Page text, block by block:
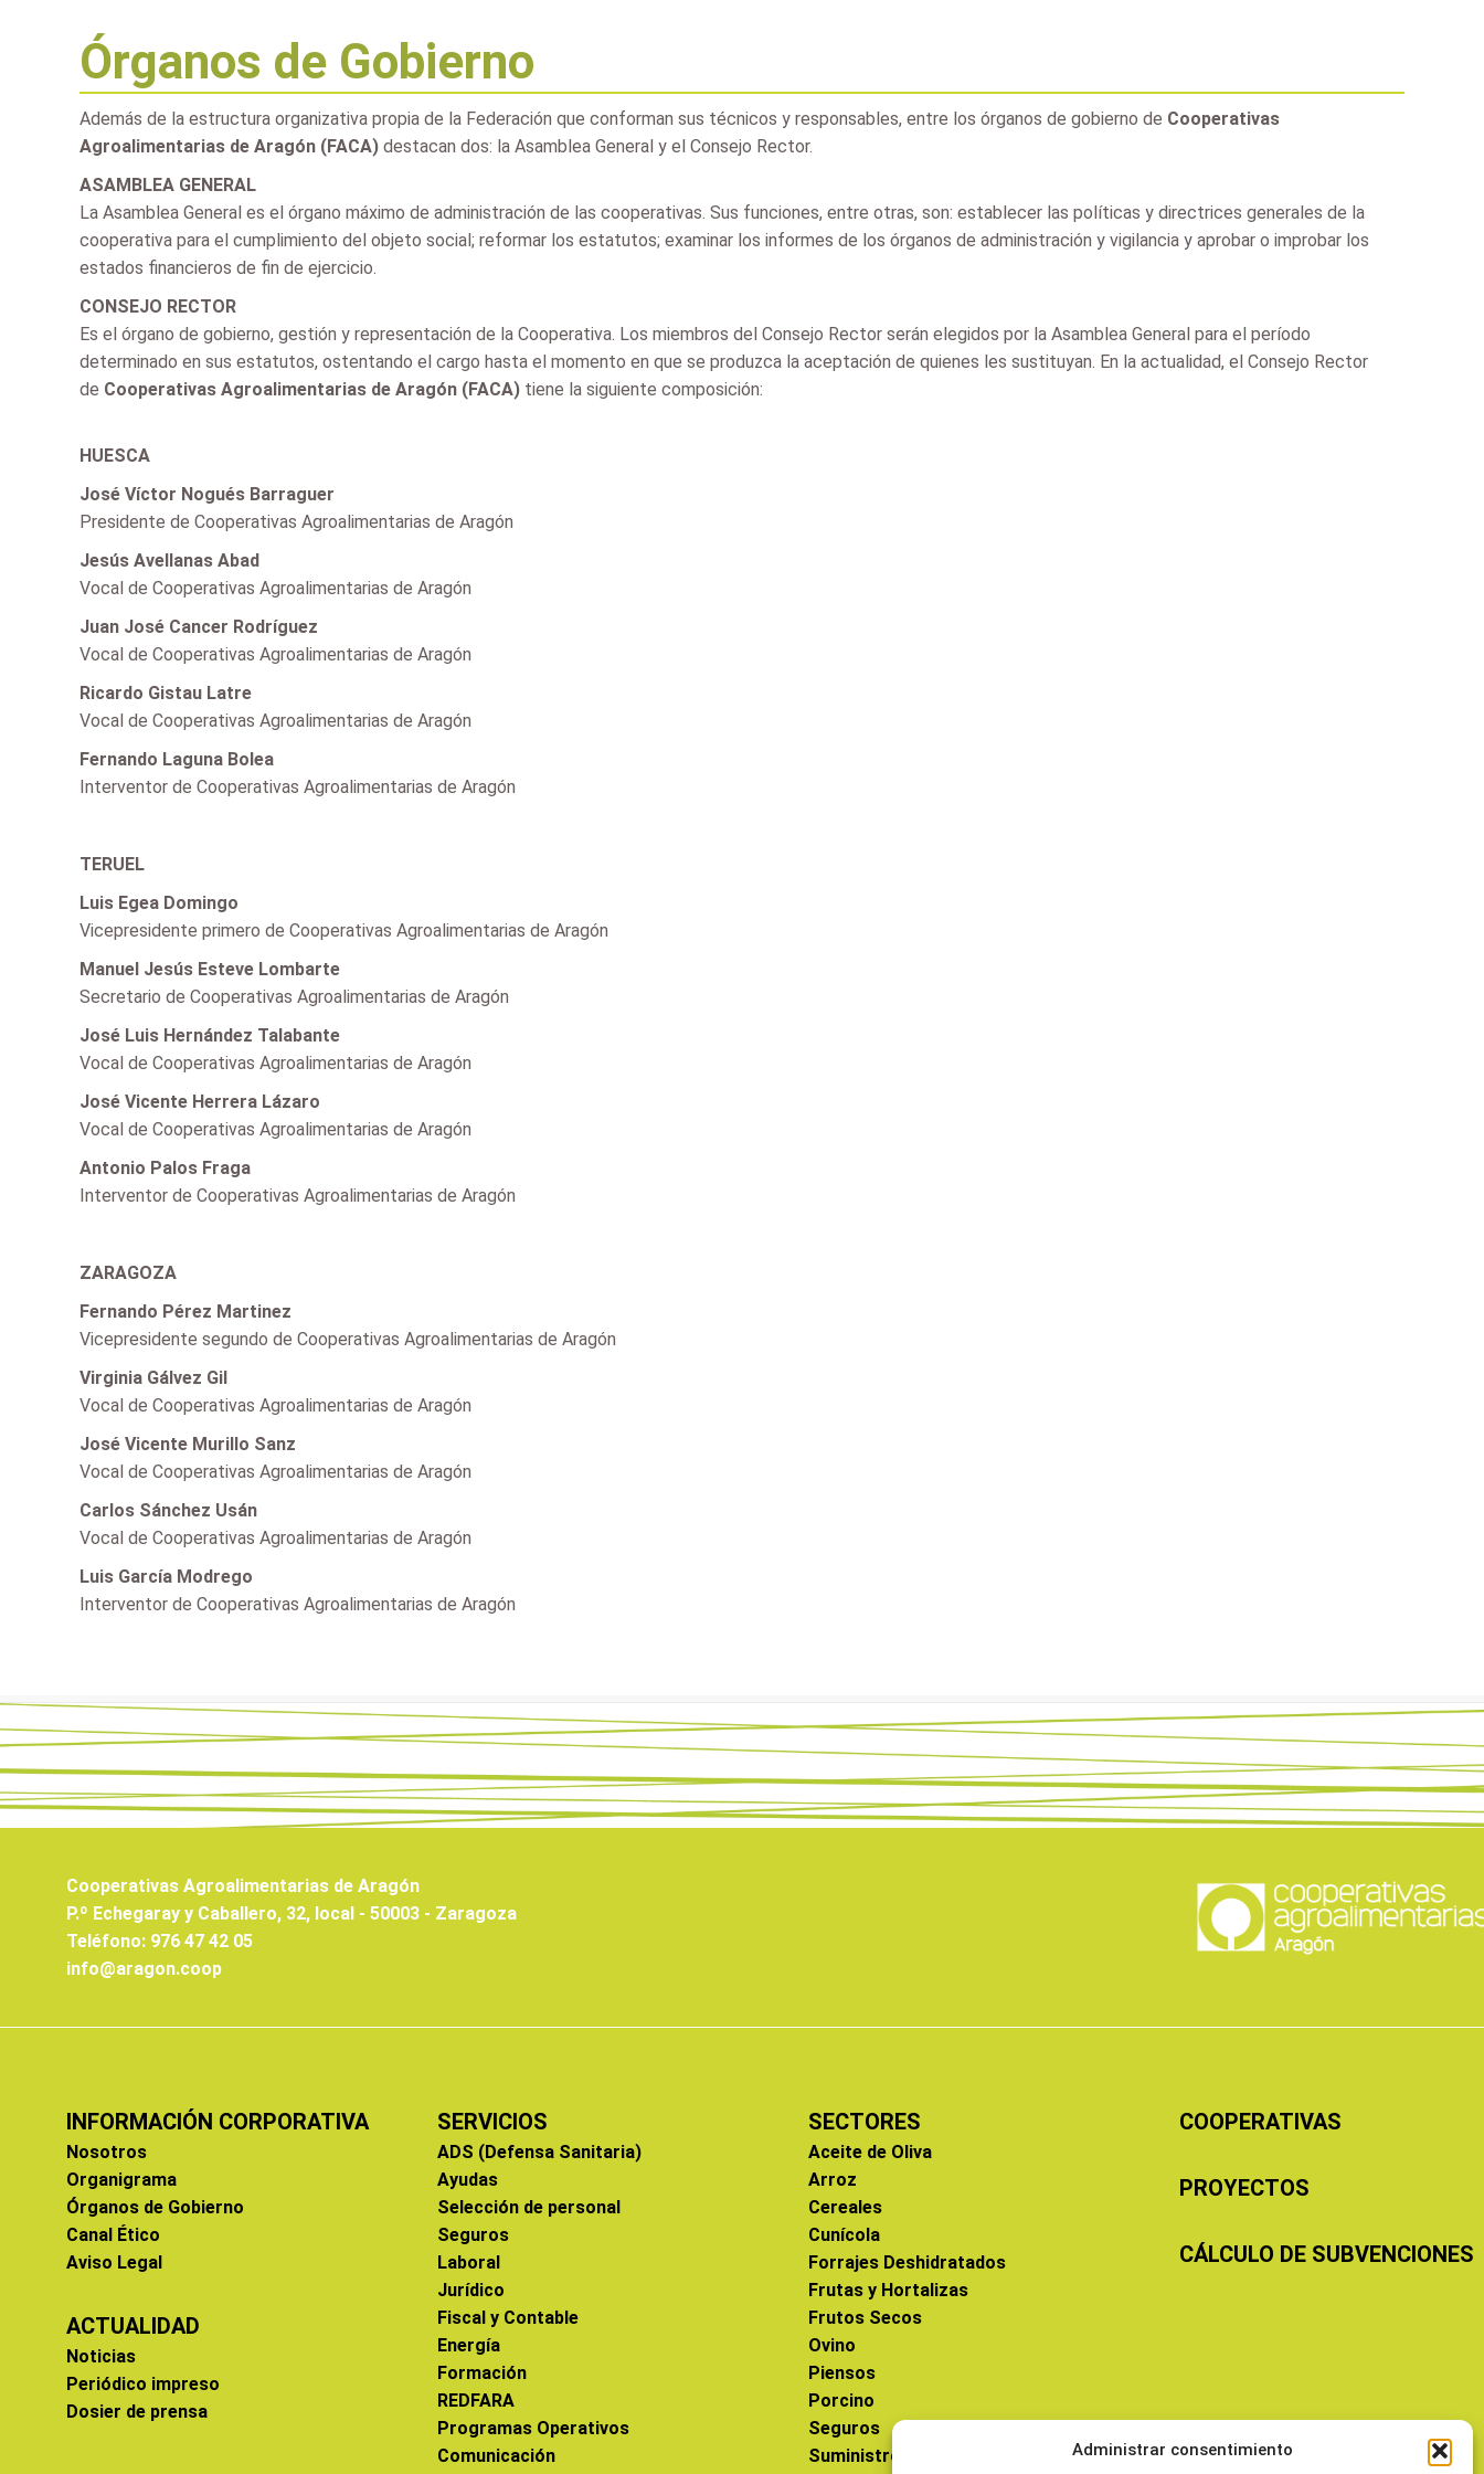
Administrar consentimiento
Órganos de Gobierno
Además de la estructura organizativa propia de la Federación que conforman sus técnicos y responsables, entre los órganos de gobierno de Cooperativas
Agroalimentarias de Aragón (FACA) destacan dos: la Asamblea General y el Consejo Rector.
ASAMBLEA GENERAL
La Asamblea General es el órgano máximo de administración de las cooperativas. Sus funciones, entre otras, son: establecer las políticas y directrices generales de la
cooperativa para el cumplimiento del objeto social; reformar los estatutos; examinar los informes de los órganos de administración y vigilancia y aprobar o improbar los
estados financieros de fin de ejercicio.
CONSEJO RECTOR
Es el órgano de gobierno, gestión y representación de la Cooperativa. Los miembros del Consejo Rector serán elegidos por la Asamblea General para el período
determinado en sus estatutos, ostentando el cargo hasta el momento en que se produzca la aceptación de quienes les sustituyan. En la actualidad, el Consejo Rector
de Cooperativas Agroalimentarias de Aragón (FACA) tiene la siguiente composición:
HUESCA
José Víctor Nogués Barraguer
Presidente de Cooperativas Agroalimentarias de Aragón
Jesús Avellanas Abad
Vocal de Cooperativas Agroalimentarias de Aragón
Juan José Cancer Rodríguez
Vocal de Cooperativas Agroalimentarias de Aragón
Ricardo Gistau Latre
Vocal de Cooperativas Agroalimentarias de Aragón
Fernando Laguna Bolea
Interventor de Cooperativas Agroalimentarias de Aragón
TERUEL
Luis Egea Domingo
Vicepresidente primero de Cooperativas Agroalimentarias de Aragón
Manuel Jesús Esteve Lombarte
Secretario de Cooperativas Agroalimentarias de Aragón
José Luis Hernández Talabante
Vocal de Cooperativas Agroalimentarias de Aragón
José Vicente Herrera Lázaro
Vocal de Cooperativas Agroalimentarias de Aragón
Antonio Palos Fraga
Interventor de Cooperativas Agroalimentarias de Aragón
ZARAGOZA
Fernando Pérez Martinez
Vicepresidente segundo de Cooperativas Agroalimentarias de Aragón
Virginia Gálvez Gil
Vocal de Cooperativas Agroalimentarias de Aragón
José Vicente Murillo Sanz
Vocal de Cooperativas Agroalimentarias de Aragón
Carlos Sánchez Usán
Vocal de Cooperativas Agroalimentarias de Aragón
Luis García Modrego
Interventor de Cooperativas Agroalimentarias de Aragón
Cooperativas Agroalimentarias de Aragón
P.º Echegaray y Caballero, 32, local - 50003 - Zaragoza
Teléfono: 976 47 42 05
info@aragon.coop
INFORMACIÓN CORPORATIVA
Nosotros
Organigrama
Órganos de Gobierno
Canal Ético
Aviso Legal
ACTUALIDAD
Noticias
Periódico impreso
Dosier de prensa
SERVICIOS
ADS (Defensa Sanitaria)
Ayudas
Selección de personal
Seguros
Laboral
Jurídico
Fiscal y Contable
Energía
Formación
REDFARA
Programas Operativos
Comunicación
SECTORES
Aceite de Oliva
Arroz
Cereales
Cunícola
Forrajes Deshidratados
Frutas y Hortalizas
Frutos Secos
Ovino
Piensos
Porcino
Seguros
Suministros
COOPERATIVAS
PROYECTOS
CÁLCULO DE SUBVENCIONES